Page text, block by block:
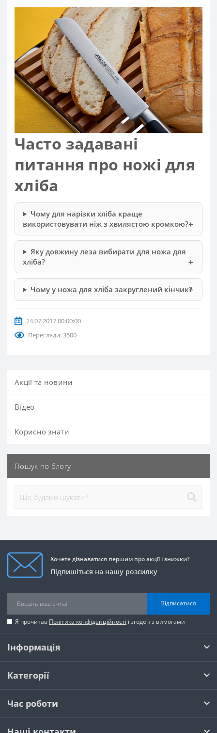
Часто задавані
питання про ножі для
хліба
Чому для нарізки хліба краще
використовувати ніж з хвилястою кромкою?
Яку довжину леза вибирати для ножа для
хліба?
Чому у ножа для хліба закруглений кінчик?
24.07.2017 00:00:00
Перегляди: 3500
Акції та новини
Вiдео
Корисно знати
Пошук по блогу
Хочете дізнаватися першим про акції і знижки?
Підпишіться на нашу розсилку
Підписатися
Я прочитав Політика конфіденційності і згоден з вимогами
Інформація
Категорії
Час роботи